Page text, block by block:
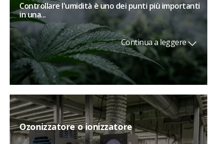
Controllare l'umidità è uno dei punti più importanti
in una...
Continua a leggere
Ozonizzatore o ionizzatore